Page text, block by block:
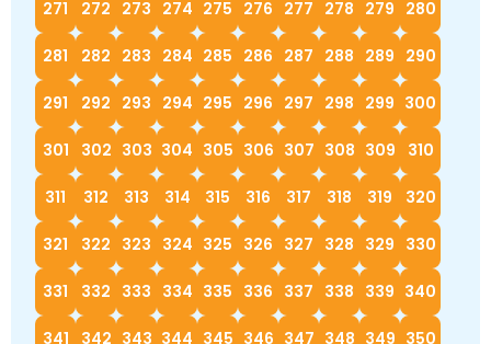
271 272 273 274 275 276 277 278 279 280
281 282 283 284 285 286 287 288 289 290
291 292 293 294 295 296 297 298 299 300
301 302 303 304 305 306 307 308 309 310
311 312 313 314 315 316 317 318 319 320
321 322 323 324 325 326 327 328 329 330
331 332 333 334 335 336 337 338 339 340
341 342 343 344 345 346 347 348 349 350